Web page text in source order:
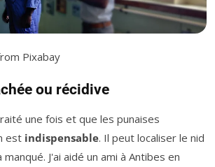
Pixabay
ou récidive
une fois et que les punaises
est indispensable. Il peut localiser le nid
J'ai aidé un ami à Antibes en